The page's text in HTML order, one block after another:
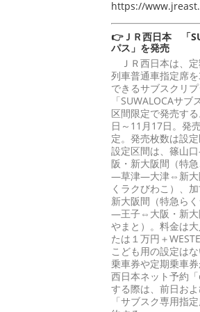
https://
👉ＪＲ西日本 「
パス」を発売
ＪＲ西日本は、
列車普通車指定席
できるサブスクリ
「SUWALOCAサブ
区間限定で発売す
日～11月17日。発
定。発売枚数は設定
設定区間は、篠山
阪・新大阪間（特
―草津―大津⇔新大
くラクびわこ）、
新大阪間（特急ら
―王子⇔大阪・新大
やまと）。料金は
たは１万円＋
こども用の設定は
乗車券や定期乗車
西日本ネット予約
する際は、前日お
「サブスク専用指